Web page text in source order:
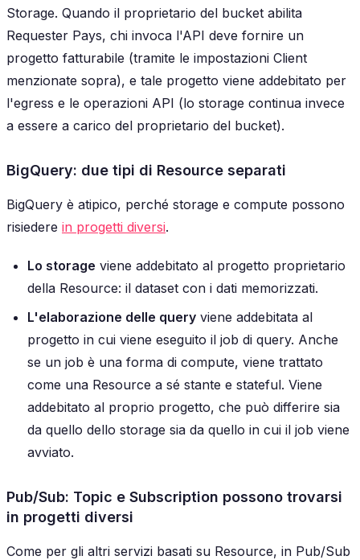
Storage. Quando il proprietario del bucket abilita
Requester Pays, chi invoca l'API deve fornire un
progetto fatturabile (tramite le impostazioni Client
menzionate sopra), e tale progetto viene addebitato per
l'egress e le operazioni API (lo storage continua invece
a essere a carico del proprietario del bucket).
BigQuery: due tipi di Resource separati
BigQuery è atipico, perché storage e compute possono
risiedere in progetti diversi.
Lo storage viene addebitato al progetto proprietario
della Resource: il dataset con i dati memorizzati.
L'elaborazione delle query viene addebitata al
progetto in cui viene eseguito il job di query. Anche
se un job è una forma di compute, viene trattato
come una Resource a sé stante e stateful. Viene
addebitato al proprio progetto, che può differire sia
da quello dello storage sia da quello in cui il job viene
avviato.
Pub/Sub: Topic e Subscription possono trovarsi
in progetti diversi
Come per gli altri servizi basati su Resource, in Pub/Sub